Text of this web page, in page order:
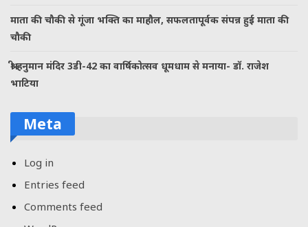
माता की चौकी से गूंजा भक्ति का माहौल, सफलतापूर्वक संपन्न हुई माता की
चौकी
श्री हनुमान मंदिर 3डी-42 का वार्षिकोत्सव धूमधाम से मनाया- डॉ. राजेश
भाटिया
Meta
Log in
Entries feed
Comments feed